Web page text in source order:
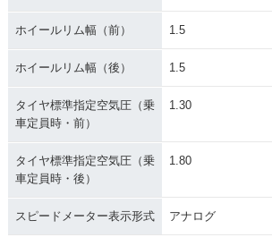
ホイールリム幅（前） 1.5
ホイールリム幅（後） 1.5
タイヤ標準指定空気圧（乗
車定員時・前）
1.30
タイヤ標準指定空気圧（乗
車定員時・後）
1.80
スピードメーター表示形式 アナログ